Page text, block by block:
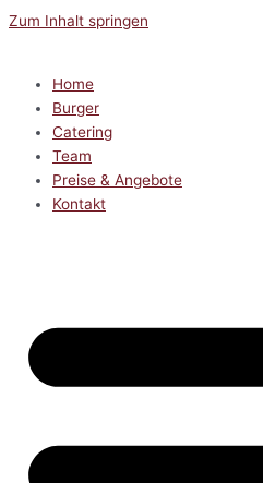
Zum Inhalt springen
Home
Burger
Catering
Team
Preise & Angebote
Kontakt